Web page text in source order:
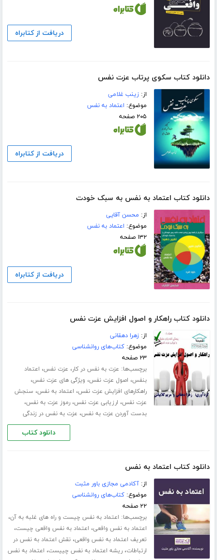
دریافت از کتابراه
دانلود کتاب سکوی پرتاب عزت ‌نفس
از:زینب غلامی
موضوع: اعتماد به نفس
۲۰۵ صفحه
دریافت از کتابراه
دانلود کتاب اعتماد به نفس به سبک خودت
از: محسن آقایی
موضوع: اعتماد به نفس
۱۳۲ صفحه
دریافت از کتابراه
دانلود کتاب راهکار و اصول افزایش عزت نفس
از:زهرا دهقانی
موضوع:کتاب‌های روانشناسی
۲۳ صفحه
برچسب‌ها: عزت به نفس در کار، عزت نفس، اعتماد
بنفس، اصول عزت نفس، ویژگی های عزت نفس،
راهکارهای افزایش عزت نفس، اعتماد به نفس، سنجش
عزت نفس، ارزیابی عزت نفس،رموز عزت به نفس،
بدست آوردن عزت به نفس، عزت به نفس در زندگی
دانلود کتاب
دانلود کتاب اعتماد به نفس
از:آکادمی مجازی باور مثبت
موضوع:کتاب‌های روانشناسی
۲۲ صفحه
برچسب‌ها: اعتماد به نفس چیست و راه های غلبه به آن،
اعتماد به نفس واقعی، اعتماد به نفس واقعی چیست،
تعریف اعتماد به نفس واقعی،نقش اعتماد به نفس در
ارتباطات،ریشه اعتماد به نفس چییست، اعتماد به نفس